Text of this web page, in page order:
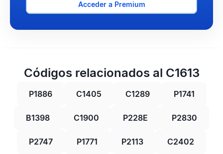
Acceder a Premium
Códigos relacionados al C1613
P1886 C1405 C1289 P1741
B1398 C1900 P228E P2830
P2747 P1771 P2113 C2402